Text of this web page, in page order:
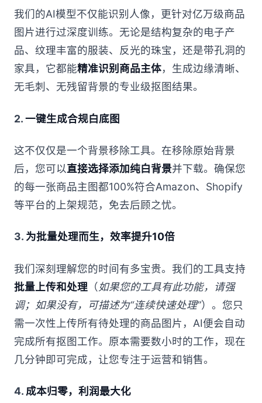
我们的AI模型不仅能识别人像，更针对亿万级商品
图片进行过深度训练。无论是结构复杂的电子产
品、纹理丰富的服装、反光的珠宝，还是带孔洞的
家具，它都能精准识别商品主体，生成边缘清晰、
无毛刺、无残留背景的专业级抠图结果。
2.一键生成合规白底图
这不仅仅是一个背景移除工具。在移除原始背景
后，您可以直接选择添加纯白背景并下载。确保您
的每一张商品主图都100%符合Amazon、Shopify
等平台的上架规范，免去后顾之忧。
3. 为批量处理而生，效率提升10倍
我们深刻理解您的时间有多宝贵。我们的工具支持
批量上传和处理 （如果您的工具有此功能，请强
调；如果没有，可描述为“连续快速处理”）。您只
需一次性上传所有待处理的商品图片，AI便会自动
完成所有抠图工作。原本需要数小时的工作，现在
几分钟即可完成，让您专注于运营和销售。
4. 成本归零，利润最大化